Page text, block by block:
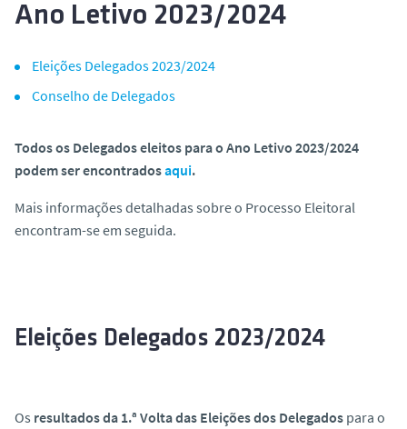
Ano Letivo 2023/2024
Eleições Delegados 2023/2024
Conselho de Delegados
Todos os Delegados eleitos para o Ano Letivo 2023/2024
podem ser encontradosaqui.
Mais informações detalhadas sobre o Processo Eleitoral
encontram-se em seguida.
Eleições Delegados 2023/2024
Os resultados da 1.ª Volta das Eleições dos Delegados para o